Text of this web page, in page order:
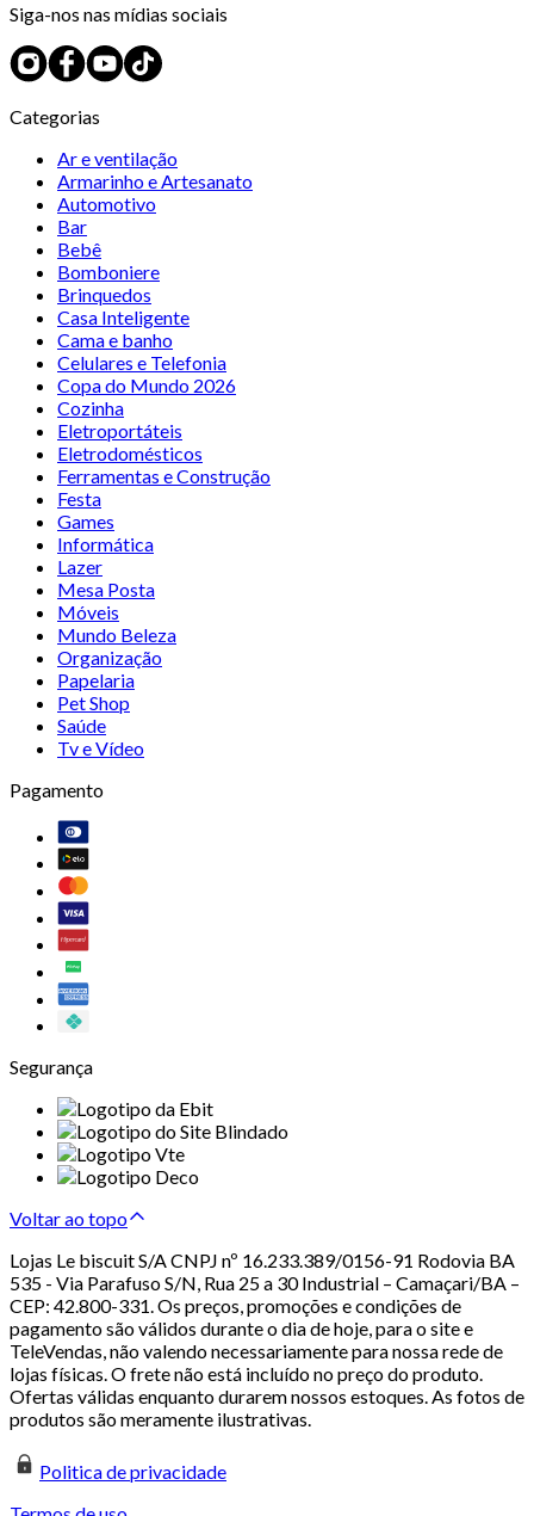
Siga-nos nas mídias sociais
Categorias
Ar e ventilação
Armarinho e Artesanato
Automotivo
Bar
Bebê
Bomboniere
Brinquedos
Casa Inteligente
Cama e banho
Celulares e Telefonia
Copa do Mundo 2026
Cozinha
Eletroportáteis
Eletrodomésticos
Ferramentas e Construção
Festa
Games
Informática
Lazer
Mesa Posta
Móveis
Mundo Beleza
Organização
Papelaria
Pet Shop
Saúde
Tv e Vídeo
Pagamento
Segurança
Voltar ao topo
Lojas Le biscuit S/A CNPJ nº 16.233.389/0156-91 Rodovia BA
535 - Via Parafuso S/N, Rua 25 a 30 Industrial – Camaçari/BA –
CEP: 42.800-331. Os preços, promoções e condições de
pagamento são válidos durante o dia de hoje, para o site e
TeleVendas, não valendo necessariamente para nossa rede de
lojas físicas. O frete não está incluído no preço do produto.
Ofertas válidas enquanto durarem nossos estoques. As fotos de
produtos são meramente ilustrativas.
Politica de privacidade